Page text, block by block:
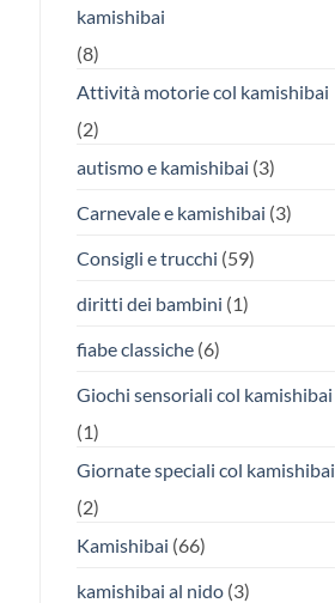
kamishibai
(8)
Attività motorie col kamishibai
(2)
autismo e kamishibai (3)
Carnevale e kamishibai (3)
Consigli e trucchi (59)
diritti dei bambini (1)
fiabe classiche(6)
Giochi sensoriali col kamishibai
(1)
Giornate speciali col kamishibai
(2)
Kamishibai (66)
kamishibai al nido(3)